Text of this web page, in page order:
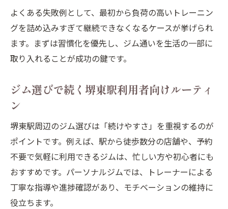
挫折しないダイエットのためのジム活用術
日々続くルーティンでダイエット成功へ
堺東駅のジムで実践する習慣化テクニック
ジムで挫折しないダイエット継続のコツ
初心者が安心して続けるジムルーティン
堺東駅近くのジムで始めやすさを実感
初めてのジム通いで重視すべき習慣化
初心者向けジム利用の安心テクニック
堺東駅利用者に最適なルーティン術を解説
堺東駅のジム活用で最適なルーティン提案
よくある失敗例として、最初から負荷の高いトレーニン
グを詰め込みすぎて継続できなくなるケースが挙げられ
ます。まずは習慣化を優先し、ジム通いを生活の一部に
取り入れることが成功の鍵です。
ジム選びで続く堺東駅利用者向けルーティ
ン
堺東駅周辺のジム選びは「続けやすさ」を重視するのが
ポイントです。例えば、駅から徒歩数分の店舗や、予約
不要で気軽に利用できるジムは、忙しい方や初心者にも
おすすめです。パーソナルジムでは、トレーナーによる
丁寧な指導や進捗確認があり、モチベーションの維持に
役立ちます。